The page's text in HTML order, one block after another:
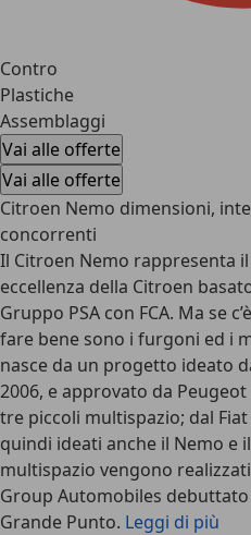
Contro
Plastiche
Assemblaggi
Vai alle offerte
Vai alle offerte
Citroen Nemo dimensioni,
concorrenti
Il Citroen Nemo rappresenta
eccellenza della Citroen
Gruppo PSA con FCA. Ma se
fare bene sono i furgoni ed i
nasce da un progetto ideato
2006, e approvato da
tre piccoli multispazio; dal
quindi ideati anche il Nemo e
multispazio vengono
Group Automobiles
Grande Punto. Leggi di più